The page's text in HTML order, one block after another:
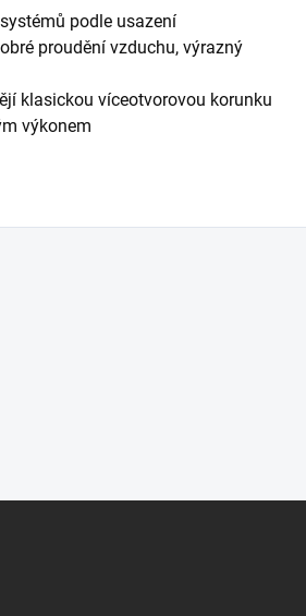
podle usazení
proudění vzduchu, výrazný
klasickou víceotvorovou korunku
výkonem